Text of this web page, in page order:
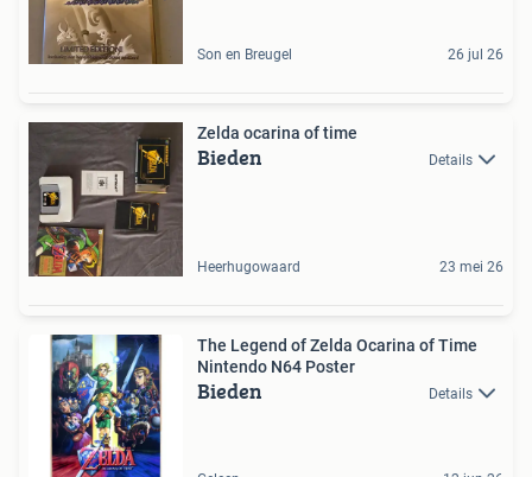
Son en Breugel 26 jul 26
Zelda ocarina of time
Bieden Details
Heerhugowaard 23 mei 26
The Legend of Zelda Ocarina of Time
Nintendo N64 Poster
Bieden Details